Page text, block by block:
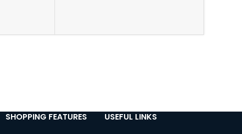
SHOPPING FEATURES USEFUL LINKS